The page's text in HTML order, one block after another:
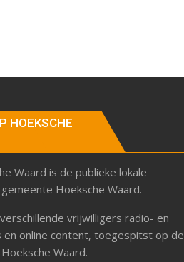
HOEKSCHE
Waard is de publieke lokale
Hoeksche Waard.
vrijwilligers radio- en
en online content, toegespitst op de
Waard.